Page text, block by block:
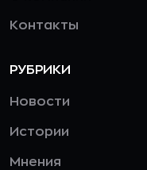
Контакты
РУБРИКИ
Новости
Истории
Мнения